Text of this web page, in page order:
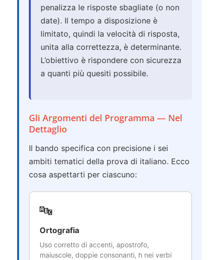
penalizza le risposte sbagliate (o non
date). Il tempo a disposizione è
limitato, quindi la velocità di risposta,
unita alla correttezza, è determinante.
L’obiettivo è rispondere con sicurezza
a quanti più quesiti possibile.
Gli Argomenti del Programma — Nel
Dettaglio
Il bando specifica con precisione i sei
ambiti tematici della prova di italiano. Ecco
cosa aspettarti per ciascuno:
🔤
Ortografia
Uso corretto di accenti, apostrofo,
maiuscole, doppie consonanti, h nei verbi